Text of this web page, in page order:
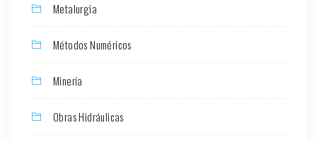
Metalurgia
Métodos Numéricos
Minería
Obras Hidráulicas